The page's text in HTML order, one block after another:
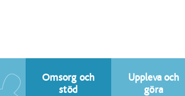
Omsorg och
stöd
Uppleva och
göra